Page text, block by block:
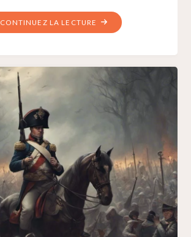
CONTINUEZ LA LECTURE
"LA
ROUE"